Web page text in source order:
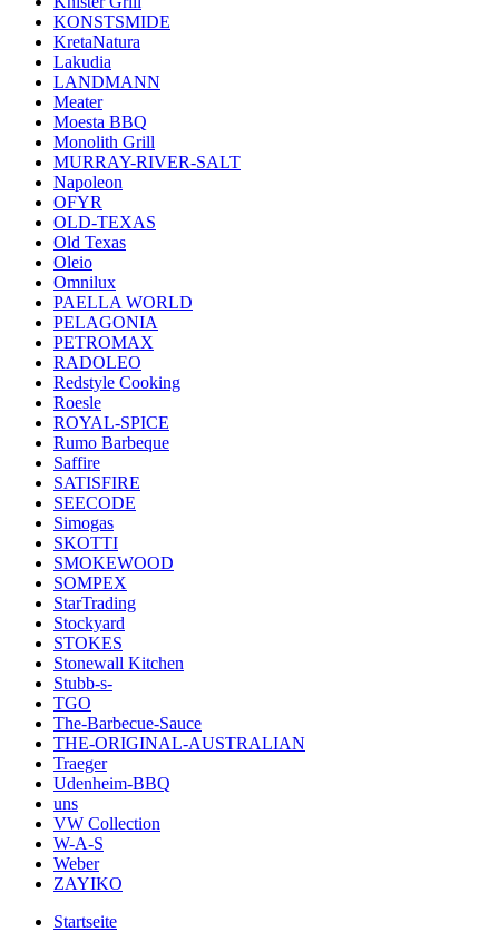
KONSTSMIDE
KretaNatura
Lakudia
LANDMANN
Meater
Moesta BBQ
Monolith Grill
MURRAY-RIVER-SALT
Napoleon
OFYR
OLD-TEXAS
Old Texas
Oleio
Omnilux
PAELLA WORLD
PELAGONIA
PETROMAX
RADOLEO
Redstyle Cooking
Roesle
ROYAL-SPICE
Rumo Barbeque
Saffire
SATISFIRE
SEECODE
Simogas
SKOTTI
SMOKEWOOD
SOMPEX
StarTrading
Stockyard
STOKES
Stonewall Kitchen
Stubb-s-
TGO
The-Barbecue-Sauce
THE-ORIGINAL-AUSTRALIAN
Traeger
Udenheim-BBQ
uns
VW Collection
W-A-S
Weber
ZAYIKO
Startseite